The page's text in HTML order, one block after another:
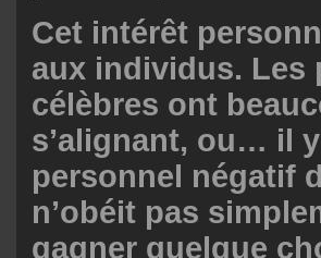
Cet intérêt
aux individus. Les
célèbres ont
s’alignant, ou… il
personnel négatif
n’obéit pas
gagner quelque